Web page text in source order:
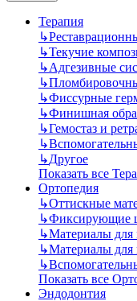
Терапия
↳
↳Текучие
↳Адгезивные
↳
↳Фиссурные
↳Финишная
↳Гемостаз и
↳
↳Другое
Показать все
Ортопедия
↳Оттискные
↳Фиксирующие
↳Материалы для
↳Материалы для
↳
Показать все
Эндодонтия